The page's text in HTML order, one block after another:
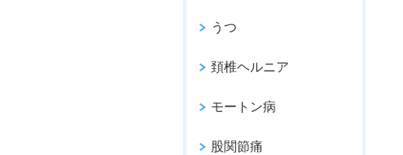
うつ
頚椎ヘルニア
モートン病
股関節痛